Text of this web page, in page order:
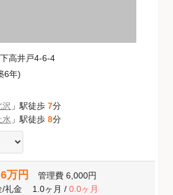
高井戸4-6-4
6年)
沢 」駅徒歩 7分
水 」駅徒歩 8分
万円 管理費 6,000円
/礼金 1.0ヶ月/ 0.0ヶ月